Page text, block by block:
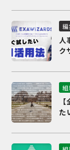
編
人
ク
た